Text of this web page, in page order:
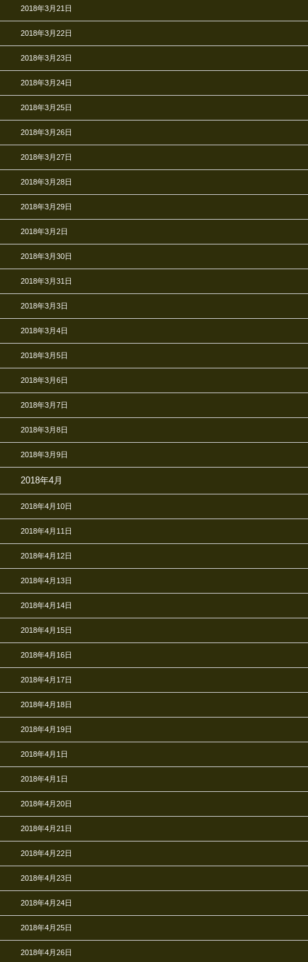
2018年3月21日
2018年3月22日
2018年3月23日
2018年3月24日
2018年3月25日
2018年3月26日
2018年3月27日
2018年3月28日
2018年3月29日
2018年3月2日
2018年3月30日
2018年3月31日
2018年3月3日
2018年3月4日
2018年3月5日
2018年3月6日
2018年3月7日
2018年3月8日
2018年3月9日
2018年4月
2018年4月10日
2018年4月11日
2018年4月12日
2018年4月13日
2018年4月14日
2018年4月15日
2018年4月16日
2018年4月17日
2018年4月18日
2018年4月19日
2018年4月1日
2018年4月1日
2018年4月20日
2018年4月21日
2018年4月22日
2018年4月23日
2018年4月24日
2018年4月25日
2018年4月26日